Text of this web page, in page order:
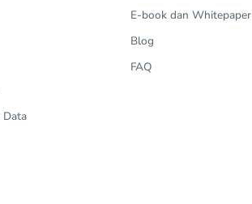
Data
E-book dan Whitepaper
Blog
FAQ